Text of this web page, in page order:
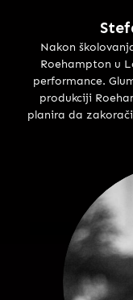
Nakon
Roehampton u
performance.
produkciji
planira da